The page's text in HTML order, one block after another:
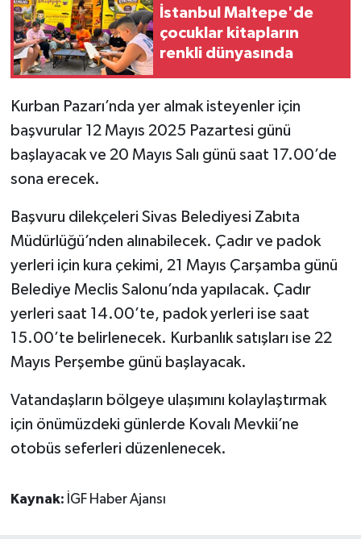
İstanbul Maltepe'de
çocuklar kitapların
renkli dünyasında
Kurban Pazarı’nda yer almak isteyenler için
başvurular 12 Mayıs 2025 Pazartesi günü
başlayacak ve 20 Mayıs Salı günü saat 17.00’de
sona erecek.
Başvuru dilekçeleri Sivas Belediyesi Zabıta
Müdürlüğü’nden alınabilecek. Çadır ve padok
yerleri için kura çekimi, 21 Mayıs Çarşamba günü
Belediye Meclis Salonu’nda yapılacak. Çadır
yerleri saat 14.00’te, padok yerleri ise saat
15.00’te belirlenecek. Kurbanlık satışları ise 22
Mayıs Perşembe günü başlayacak.
Vatandaşların bölgeye ulaşımını kolaylaştırmak
için önümüzdeki günlerde Kovalı Mevkii’ne
otobüs seferleri düzenlenecek.
Kaynak: İGF Haber Ajansı